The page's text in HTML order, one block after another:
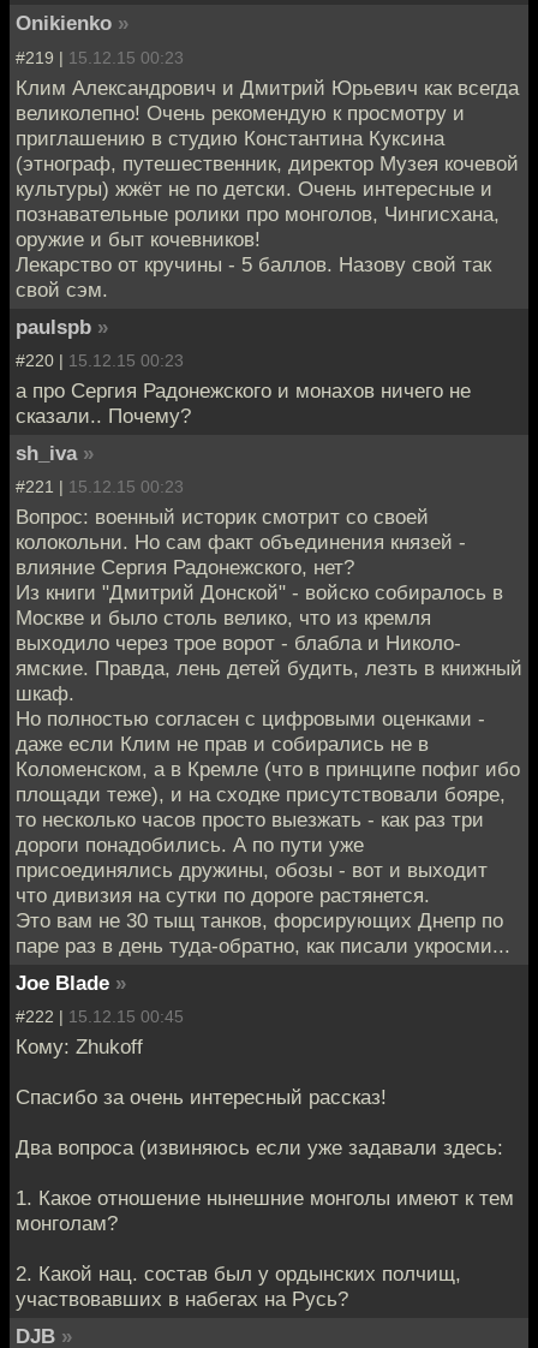
Onikienko »
#219 | 15.12.15 00:23
Клим Александрович и Дмитрий Юрьевич как всегда
великолепно! Очень рекомендую к просмотру и
приглашению в студию Константина Куксина
(этнограф, путешественник, директор Музея кочевой
культуры) жжёт не по детски. Очень интересные и
познавательные ролики про монголов, Чингисхана,
оружие и быт кочевников!
Лекарство от кручины - 5 баллов. Назову свой так
свой сэм.
paulspb »
#220 | 15.12.15 00:23
а про Сергия Радонежского и монахов ничего не
сказали.. Почему?
sh_iva »
#221 | 15.12.15 00:23
Вопрос: военный историк смотрит со своей
колокольни. Но сам факт объединения князей -
влияние Сергия Радонежского, нет?
Из книги "Дмитрий Донской" - войско собиралось в
Москве и было столь велико, что из кремля
выходило через трое ворот - блабла и Николо-
ямские. Правда, лень детей будить, лезть в книжный
шкаф.
Но полностью согласен с цифровыми оценками -
даже если Клим не прав и собирались не в
Коломенском, а в Кремле (что в принципе пофиг ибо
площади теже), и на сходке присутствовали бояре,
то несколько часов просто выезжать - как раз три
дороги понадобились. А по пути уже
присоединялись дружины, обозы - вот и выходит
что дивизия на сутки по дороге растянется.
Это вам не 30 тыщ танков, форсирующих Днепр по
паре раз в день туда-обратно, как писали укросми...
Joe Blade »
#222 | 15.12.15 00:45
Кому: Zhukoff
Спасибо за очень интересный рассказ!
Два вопроса (извиняюсь если уже задавали здесь:
1. Какое отношение нынешние монголы имеют к тем
монголам?
2. Какой нац. состав был у ордынских полчищ,
участвовавших в набегах на Русь?
DJB »